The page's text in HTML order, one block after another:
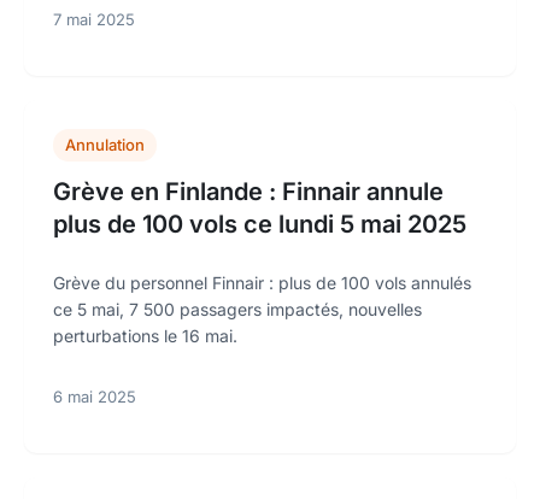
7 mai 2025
Annulation
Grève en Finlande : Finnair annule
plus de 100 vols ce lundi 5 mai 2025
Grève du personnel Finnair : plus de 100 vols annulés
ce 5 mai, 7 500 passagers impactés, nouvelles
perturbations le 16 mai.
6 mai 2025